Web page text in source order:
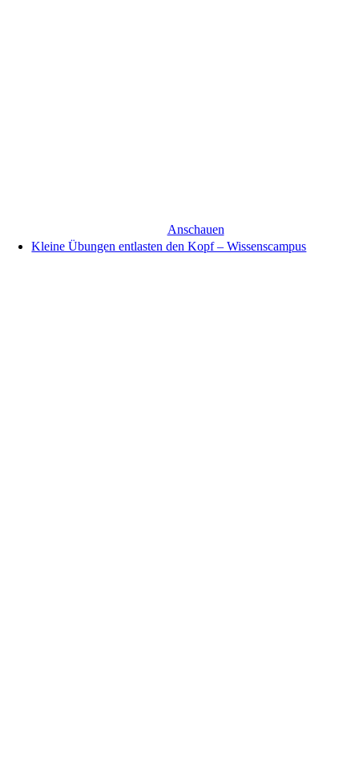
Anschauen
Kleine Übungen entlasten den Kopf – Wissenscampus